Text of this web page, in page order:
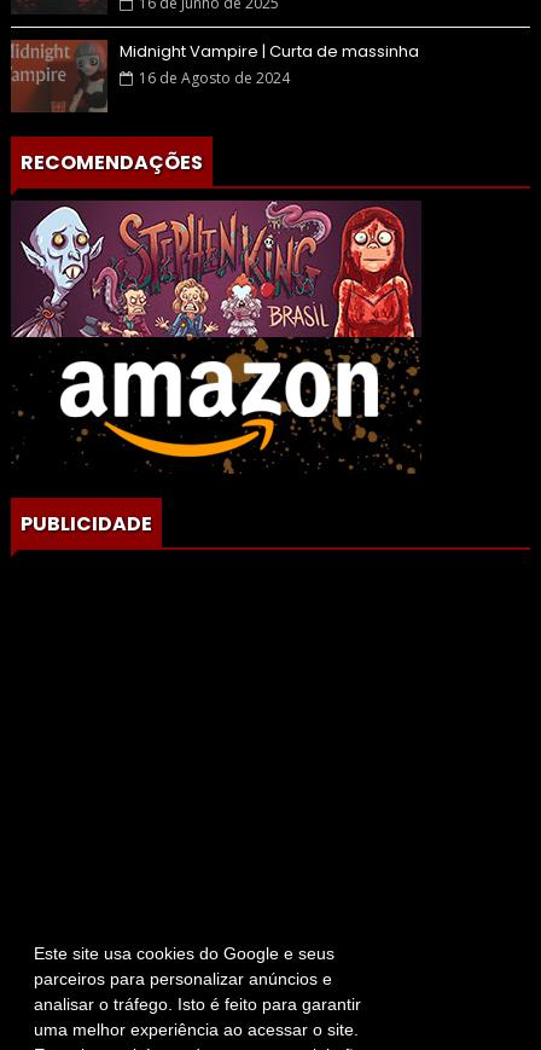
Este site usa cookies do Google e seus
parceiros para personalizar anúncios e
analisar o tráfego. Isto é feito para garantir
uma melhor experiência ao acessar o site.
Midnight Vampire | Curta de massinha
16 de Agosto de 2024
RECOMENDAÇÕES
PUBLICIDADE